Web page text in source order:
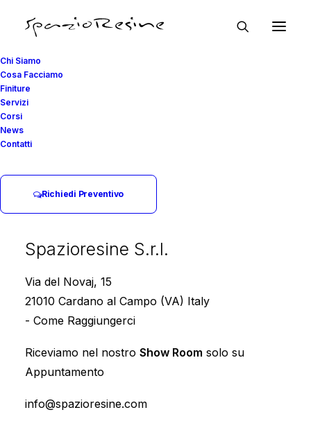
Chi Siamo
Cosa Facciamo
Finiture
Servizi
Corsi
News
Contatti
Richiedi Preventivo
Spazioresine S.r.l.
Via del Novaj, 15
21010 Cardano al Campo (VA) Italy
- Come Raggiungerci
Riceviamo nel nostro Show Room solo su
Appuntamento
info@spazioresine.com
Pavimenti
Rivestimenti
Realizziamo Pavimenti
ambito
tecniche che ci permettono
garantire il